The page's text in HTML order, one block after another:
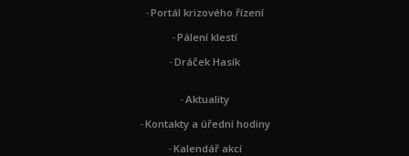
Portál krizového řízení
Pálení klestí
Dráček Hasík
Aktuality
Kontakty a úřední hodiny
Kalendář akcí